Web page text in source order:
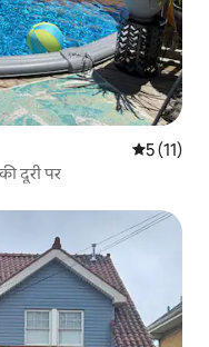
औसत रेटिंग
5 (11)
दूरी पर